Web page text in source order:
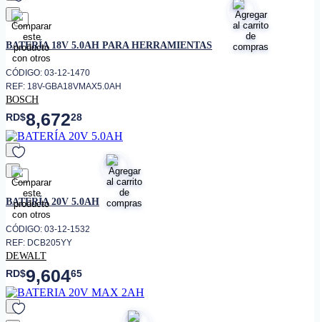
• Compatibilidad de Carga
Diseñada para uso con el
cargador rápido Best Value
favorito
BATERÍA 18V 5.0AH PARA HERRAMIENTAS
CÓDIGO: 03-12-1470
REF: 18V-GBA18VMAX5.0AH
BOSCH
RD$8,67228
favorito
BATERÍA 20V 5.0AH
CÓDIGO: 03-12-1532
REF: DCB205YY
DEWALT
RD$9,60465